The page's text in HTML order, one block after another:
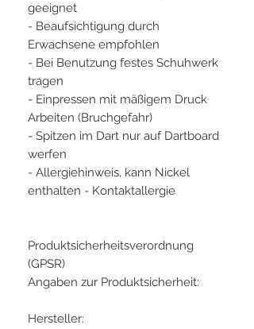
geeignet
- Beaufsichtigung durch
Erwachsene empfohlen
- Bei Benutzung festes Schuhwerk
tragen
- Einpressen mit mäßigem Druck
Arbeiten (Bruchgefahr)
- Spitzen im Dart nur auf Dartboard
werfen
- Allergiehinweis, kann Nickel
enthalten - Kontaktallergie
Produktsicherheitsverordnung
(GPSR)
Angaben zur Produktsicherheit:
Hersteller: